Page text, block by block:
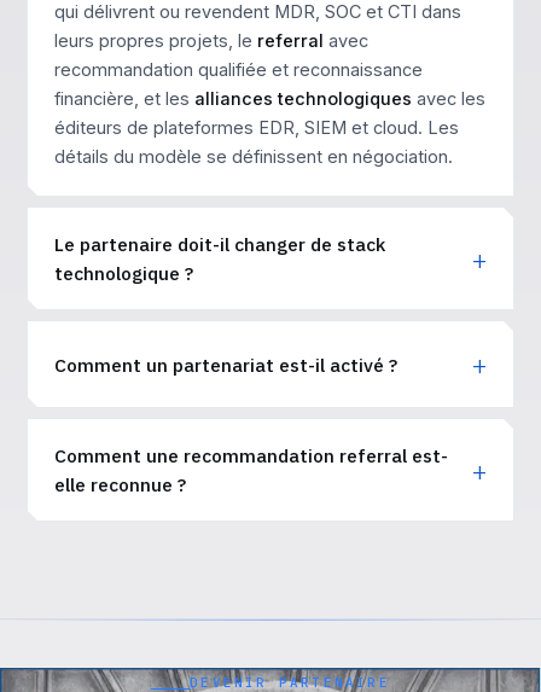
qui délivrent ou revendent MDR, SOC et CTI dans
leurs propres projets, le referral avec
recommandation qualifiée et reconnaissance
financière, et les alliances technologiques avec les
éditeurs de plateformes EDR, SIEM et cloud. Les
détails du modèle se définissent en négociation.
Le partenaire doit-il changer de stack
technologique ?
Comment un partenariat est-il activé ?
Comment une recommandation referral est-
elle reconnue ?
DEVENIR PARTENAIRE